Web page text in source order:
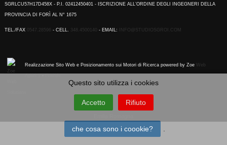
SGRLCU57H17D458X - P.I. 02412450401 - ISCRIZIONE ALL’ORDINE DEGLI INGEGNERI DELLA
PROVINCIA DI FORÌ AL N° 1675
TEL./FAX 0547.28596 - CELL. 348.4500140 - EMAIL: INFO@STUDIOSGROI.COM
Realizzazione Sito Web e Posizionamento sui Motori di Ricerca powered by Zoe Web
Questo sito utilizza i cookies
Accetto Rifiuto
che cosa sono i coookie? .